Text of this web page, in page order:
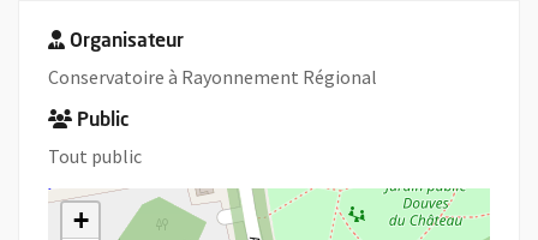
Organisateur
Conservatoire à Rayonnement Régional
Public
Tout public
+